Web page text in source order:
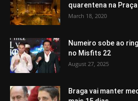
quarentena na
March 18, 2020
Numeiro sobe ao
no Misfits 22
August 27, 2025
Braga vai manter